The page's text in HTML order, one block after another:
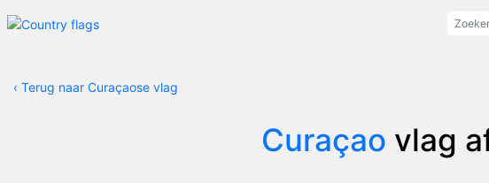
‹ Terug naar Curaçaose vlag
Curaçao vlag